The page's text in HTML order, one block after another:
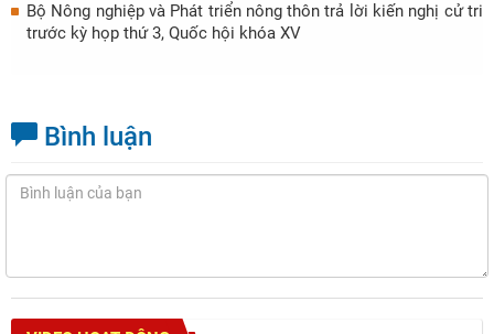
Bộ Nông nghiệp và Phát triển nông thôn trả lời kiến nghị cử tri
trước kỳ họp thứ 3, Quốc hội khóa XV
Bình luận